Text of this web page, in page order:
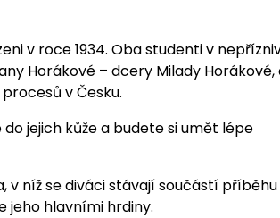
v roce 1934. Oba studenti v
Horákové – dcery Milady Horákové,
v Česku.
jejich kůže a budete si umět lépe
níž se diváci stávají součástí příběhu
jeho hlavními hrdiny.